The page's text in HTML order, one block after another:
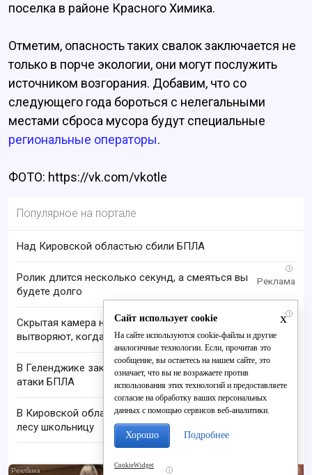
поселка в районе Красного Химика.
Отметим, опасность таких свалок заключается не
только в порче экологии, они могут послужить
источником возгорания. Добавим, что со
следующего года бороться с нелегальными
местами сброса мусора будут специальные
региональные операторы.
ФОТО: https://vk.com/vkotle
Популярное на портале
Над Кировской областью сбили БПЛА
i
Ролик длится несколько секунд, а смеяться вы
будете долго
i
Скрытая камера на пляже Крыма: Что люди
вытворяют, когда их не видят...
В Геленджике закрыли все пляжи из-за угрозы
атаки БПЛА
В Кировской области нашли заблудившуюся в
лесу школьницу
i
x
Сайт использует cookie
На сайте используются cookie-файлы и другие
аналогичные технологии. Если, прочитав это
сообщение, вы остаетесь на нашем сайте, это
означает, что вы не возражаете против
использования этих технологий и предоставляете
согласие на обработку ваших персональных
данных с помощью сервисов веб-аналитики.
Хорошо Подробнее
CookieWidget